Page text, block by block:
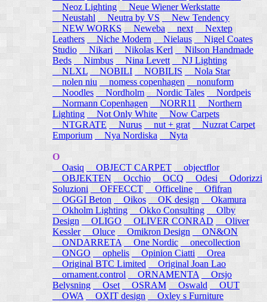
Neoz Lighting
Neue Wiener Werkstatte
Neustahl
Neutra by VS
New Tendency
NEW WORKS
Neweba next
Nextep
Leathers
Niche Modern Nielaus
Nigel Coates
Studio
Nikari Nikolas Kerl
Nilson Handmade
Beds
Nimbus Nina Levett
NJ Lighting
NLXL
NOBILI NOBILIS
Nola Star
nolen niu
nomess copenhagen
nonuform
Noodles
Nordholm Nordic Tales
Nordpeis
Normann Copenhagen
NORR11
Northern
Lighting
Not Only White
Now Carpets
NTGRATE
Nurus nut + grat
Nuzrat Carpet
Emporium
Nya Nordiska Nyta
O
Oasiq
OBJECT CARPET
objectflor
OBJEKTEN
Occhio OCQ Odesi
Odorizzi
Soluzioni
OFFECCT Officeline
Ofifran
OGGI Beton
Oikos OK design
Okamura
Okholm Lighting
Okko Consulting
Olby
Design
OLIGO OLIVER CONRAD
Oliver
Kessler
Oluce Omikron Design
ON&ON
ONDARRETA
One Nordic
onecollection
ONGO
ophelis Opinion Ciatti
Orea
Original BTC Limited
Original Joan Lao
ornament.control
ORNAMENTA
Orsjo
Belysning
Oset OSRAM Oswald
OUT
OWA
OXIT design Oxley s Furniture